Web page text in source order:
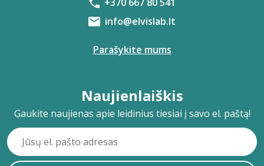
info@elvislab.lt
Parašykite mums
Naujienlaiškis
Gaukite naujienas apie leidinius tiesiai į savo el. paštą!